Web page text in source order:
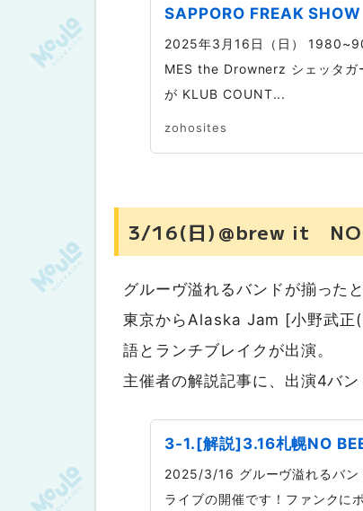
SAPPORO FREAK
2025年3月16日（日）
MES the Drownerz シェッタガ
が KLUB COUNT...
zohosites
3/16(日)＠brew it NO
グルーヴ溢れるバンドが揃った
東京からAlaska Jam [小野武正
語とランチブレイクが出演。
主催者の解説記事に、出演4バン
3-1.[解説]3.16札幌NO
2025/3/16 グルーヴ溢れるバン
ライブの開催です！ファンクに